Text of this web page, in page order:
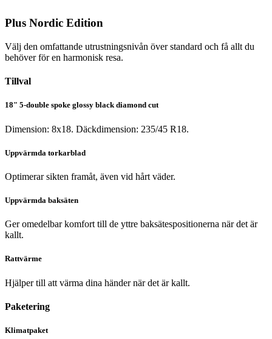
Plus Nordic Edition
Välj den omfattande utrustningsnivån över standard och få allt du
behöver för en harmonisk resa.
Tillval
18" 5-double spoke glossy black diamond cut
Dimension: 8x18. Däckdimension: 235/45 R18.
Uppvärmda torkarblad
Optimerar sikten framåt, även vid hårt väder.
Uppvärmda baksäten
Ger omedelbar komfort till de yttre baksätespositionerna när det är
kallt.
Rattvärme
Hjälper till att värma dina händer när det är kallt.
Paketering
Klimatpaket